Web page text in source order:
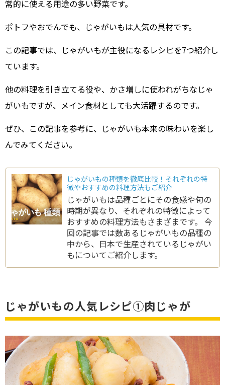
常的に使える用途の多い野菜です。
ポトフやおでんでも、じゃがいもは人気の具材です。
この記事では、じゃがいもが主役になるレシピを7つ紹介し
ています。
他の料理を引き立てる役や、かさ増しに使われがちなじゃ
がいもですが、メイン食材としても大活躍するのです。
ぜひ、この記事を参考に、じゃがいも本来の味わいを楽し
んでみてください。
じゃがいもの種類を徹底比較！それぞれの特
徴やおすすめの料理方法もご紹介
じゃがいもは品種ごとにその食感や旬の
時期が異なり、それぞれの特徴によって
おすすめの料理方法もさまざまです。 今
回の記事では数あるじゃがいもの品種の
中から、日本で生産されているじゃがい
もについてご紹介します。
じゃがいもの人気レシピ①肉じゃが